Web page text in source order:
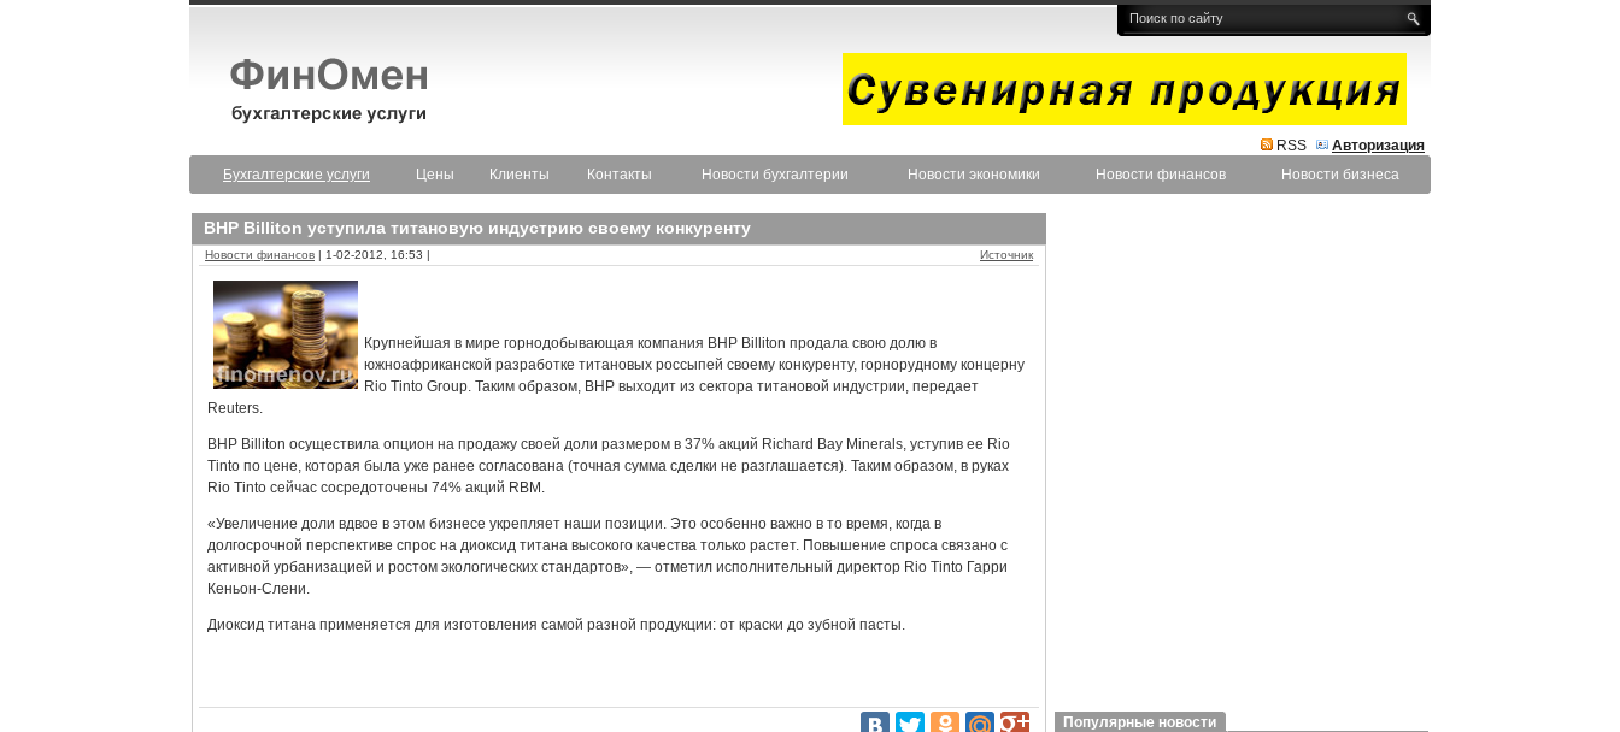
RSS
Авторизация
Бухгалтерские услуги
Цены Клиенты Контакты Новости бухгалтерии Новости экономики Новости финансов Новости бизнеса
BHP Billiton уступила титановую индустрию своему конкуренту
Новости финансов | 1-02-2012, 16:53 | Источник
Крупнейшая в мире горнодобывающая компания BHP Billiton продала свою долю в
южноафриканской разработке титановых россыпей своему конкуренту, горнорудному концерну
Rio Tinto Group. Таким образом, BHP выходит из сектора титановой индустрии, передает
Reuters.
BHP Billiton осуществила опцион на продажу своей доли размером в 37% акций Richard Bay Minerals, уступив ее Rio
Tinto по цене, которая была уже ранее согласована (точная сумма сделки не разглашается). Таким образом, в руках
Rio Tinto сейчас сосредоточены 74% акций RBM.
«Увеличение доли вдвое в этом бизнесе укрепляет наши позиции. Это особенно важно в то время, когда в
долгосрочной перспективе спрос на диоксид титана высокого качества только растет. Повышение спроса связано с
активной урбанизацией и ростом экологических стандартов», — отметил исполнительный директор Rio Tinto Гарри
Кеньон-Слени.
Диоксид титана применяется для изготовления самой разной продукции: от краски до зубной пасты.
Популярные новости